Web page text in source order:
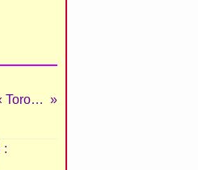
PARIS - Ruedo Newton : soirée « Toros y Flamenco »